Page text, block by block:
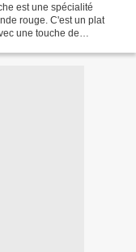
est une spécialité
rouge. C'est un plat
une touche de